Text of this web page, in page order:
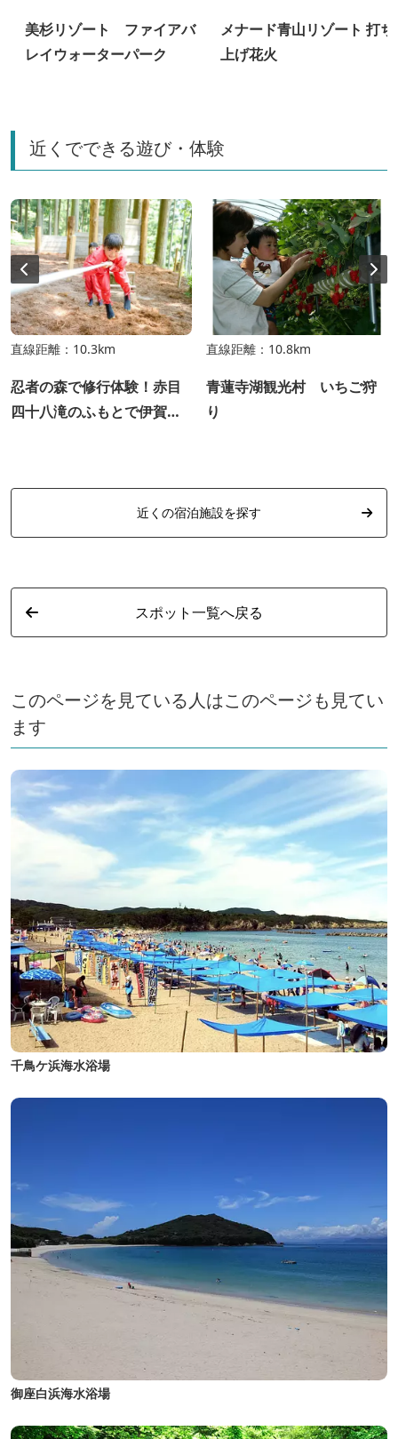
美杉リゾート ファイアバ
レイウォーターパーク
メナード青山リゾート 打ち
上げ花火
近くでできる遊び・体験
直線距離：10.3km
忍者の森で修行体験！赤目
四十八滝のふもとで伊賀忍
直線距離：10.8km
青蓮寺湖観光村 いちご狩
り
近くの宿泊施設を探す
スポット一覧へ戻る
このページを見ている人はこのページも見てい
ます
千鳥ケ浜海水浴場
御座白浜海水浴場